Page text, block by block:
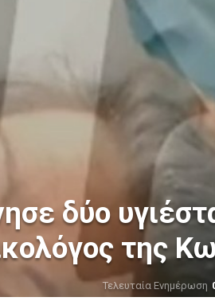
δύο
της
Τελευταία Ενημέρωση